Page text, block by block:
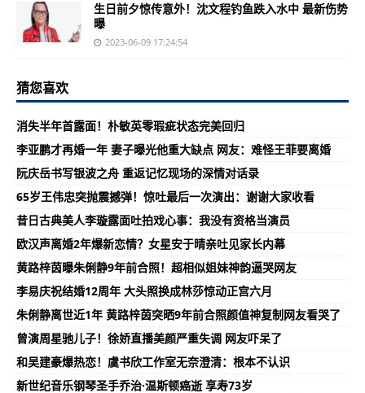
生日前夕惊传意外！沈文程钓鱼跌入水中 最新伤势
曝
2023-06-09 17:24:54
猜您喜欢
消失半年首露面！朴敏英零瑕疵状态完美回归
李亚鹏才再婚一年 妻子曝光他重大缺点 网友：难怪王菲要离婚
阮庆岳书写银波之舟 重返记忆现场的深情对话录
65岁王伟忠突抛震撼弹！惊吐最后一次演出：谢谢大家收看
昔日古典美人李璇露面吐拍戏心事：我没有资格当演员
欧汉声离婚2年爆新恋情？女星安于晴亲吐见家长内幕
黄路梓茵曝朱俐静9年前合照！超相似姐妹神韵逼哭网友
李易庆祝结婚12周年 大头照换成林莎惊动正宫六月
朱俐静离世近1年 黄路梓茵突晒9年前合照颜值神复制网友看哭了
曾演周星驰儿子！徐娇直播美颜严重失调 网友吓呆了
和吴建豪爆热恋！虞书欣工作室无奈澄清：根本不认识
新世纪音乐钢琴圣手乔治·温斯顿癌逝 享寿73岁